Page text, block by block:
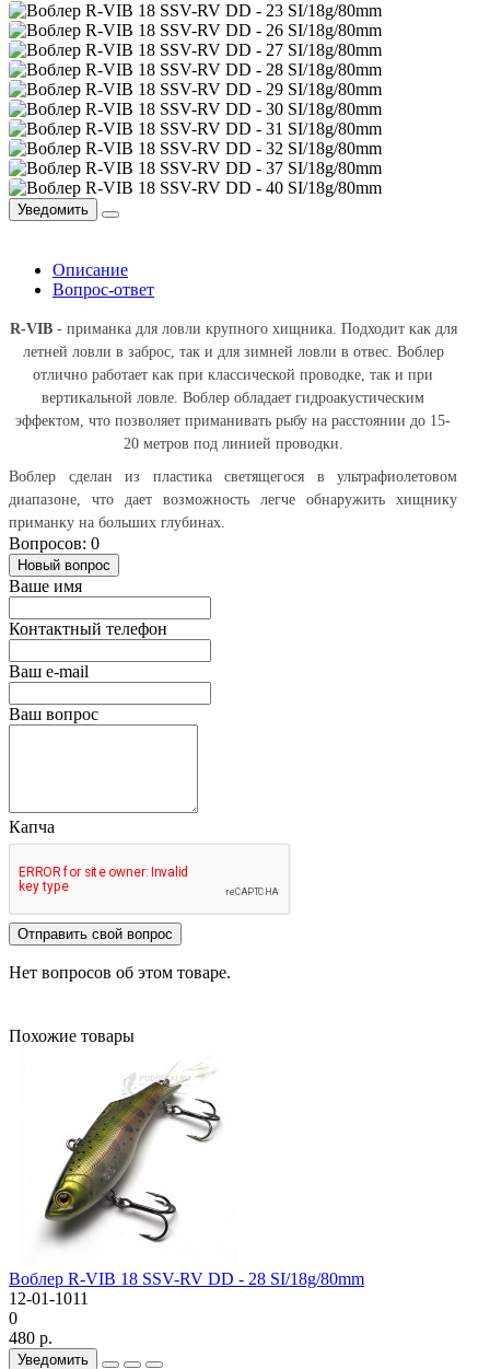
Уведомить
Описание
Вопрос-ответ
R-VIB- приманка для ловли крупного хищника. Подходит как для
летней ловли в заброс, так и для зимней ловли в отвес. Воблер
отлично работает как при классической проводке, так и при
вертикальной ловле. Воблер обладает гидроакустическим
эффектом, что позволяет приманивать рыбу на расстоянии до 15-
20 метров под линией проводки.
Воблер сделан из пластика светящегося в ультрафиолетовом
диапазоне, что дает возможность легче обнаружить хищнику
приманку на больших глубинах.
Вопросов: 0
Новый вопрос
Ваше имя
Контактный телефон
Ваш e-mail
Ваш вопрос
Капча
Отправить свой вопрос
Нет вопросов об этом товаре.
Похожие товары
Воблер R-VIB 18 SSV-RV DD - 28 SI/18g/80mm
12-01-1011
0
480 р.
Уведомить